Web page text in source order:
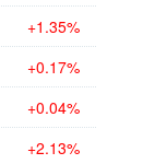
+1.35%
+0.17%
+0.04%
+2.13%